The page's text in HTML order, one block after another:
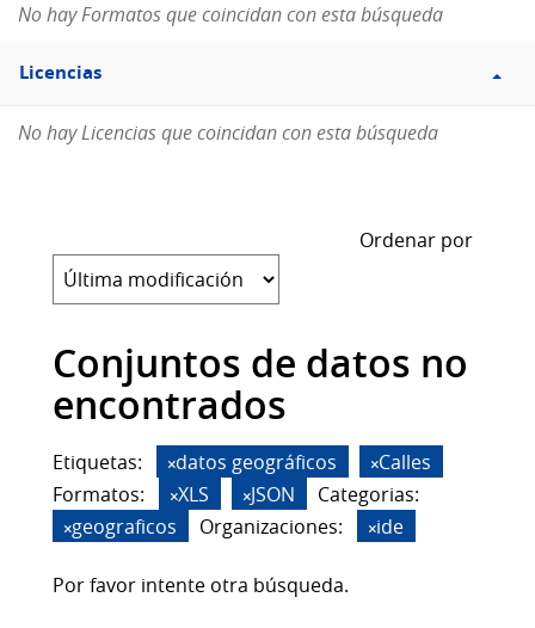
No hay Formatos que coincidan con esta búsqueda
Filtro
Licencias
Licencias
No hay Licencias que coincidan con esta búsqueda
Ordenar por
Conjuntos de datos no
encontrados
Etiquetas: datos geográficos
Calles
Formatos:
XLS JSON
Categorias:
geograficos
Organizaciones: ide
Por favor intente otra búsqueda.